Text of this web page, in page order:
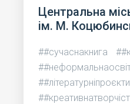
Центральна
ім. М.
##сучаснакнига
##літературніпроєкти